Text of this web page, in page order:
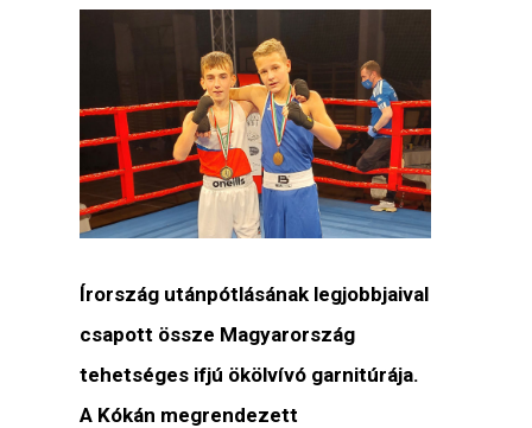
Írország utánpótlásának legjobbjaival
csapott össze Magyarország
tehetséges ifjú ökölvívó garnitúrája.
A Kókán megrendezett